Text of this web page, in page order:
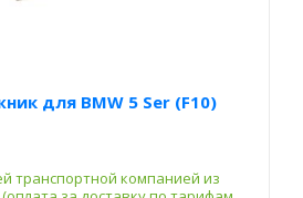
для BMW 5 Ser (F10)
транспортной компанией из